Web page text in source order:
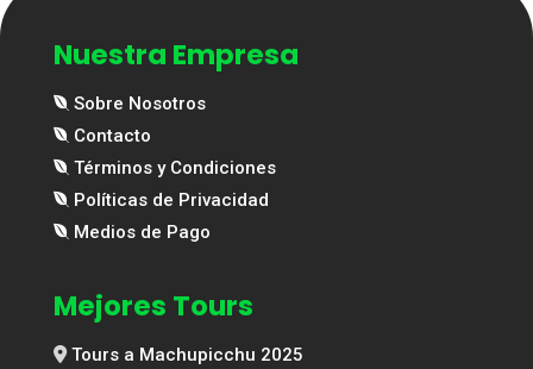
Nuestra Empresa
Sobre Nosotros
Contacto
Términos y Condiciones
Políticas de Privacidad
Medios de Pago
Mejores Tours
Tours a Machupicchu 2025